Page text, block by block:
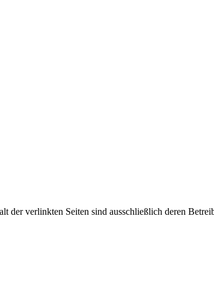
verlinkten Seiten sind ausschließlich deren